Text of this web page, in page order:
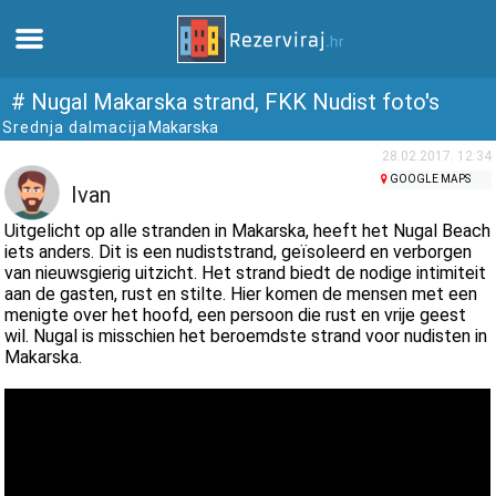
Thuis
Appartementen
Toeristeninformatie
Stranden
webcams
# Nugal Makarska strand, FKK Nudist foto's
Srednja dalmacija Makarska
28.02.2017. 12:34
Ivan
GOOGLE MAPS
Uitgelicht op alle stranden in Makarska, heeft het Nugal Beach
iets anders. Dit is een nudiststrand, geïsoleerd en verborgen
van nieuwsgierig uitzicht. Het strand biedt de nodige intimiteit
aan de gasten, rust en stilte. Hier komen de mensen met een
menigte over het hoofd, een persoon die rust en vrije geest
wil. Nugal is misschien het beroemdste strand voor nudisten in
Makarska.